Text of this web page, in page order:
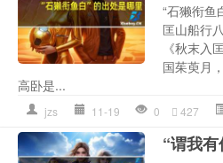
“石獭衔鱼
匡山船行
《秋末入
国茱萸月
高卧是...
jzs 11-19 0 427
“谓我